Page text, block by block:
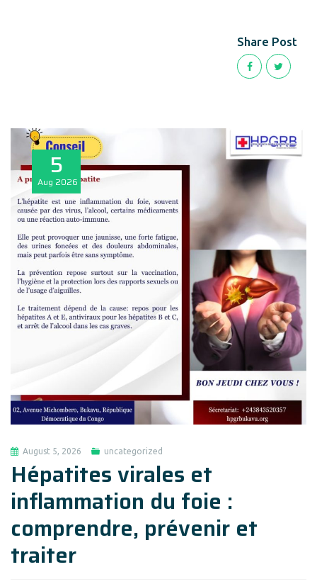
Share Post
5
Aug 2026
August 5, 2026 uncategorized
Hépatites virales et
inflammation du foie :
comprendre, prévenir et
traiter